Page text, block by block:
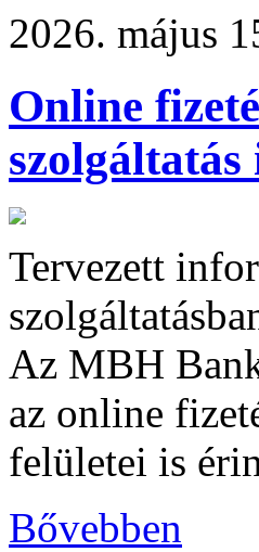
2026. május
Online
Tervezett
Az MBH
az online
felületei is
Bővebben